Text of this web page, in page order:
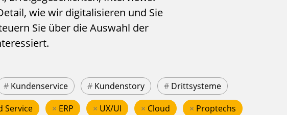
wie wir digitalisieren und Sie
Sie über die Auswahl der
# Kundenservice # Kundenstory # Drittsysteme
Service × ERP × UX/UI × Cloud × Proptechs